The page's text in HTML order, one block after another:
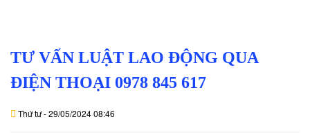
DỊCH
VỤ
VĂN
TƯ VẤN LUẬT LAO ĐỘNG QUA
ĐIỆN THOẠI 0978 845 617
Thứ tư - 29/05/2024 08:46